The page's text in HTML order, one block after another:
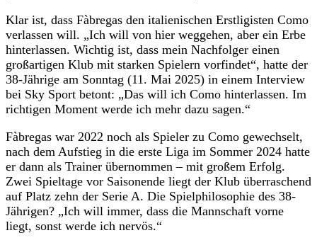
Klar ist, dass Fàbregas den italienischen Erstligisten Como
verlassen will. „Ich will von hier weggehen, aber ein Erbe
hinterlassen. Wichtig ist, dass mein Nachfolger einen
großartigen Klub mit starken Spielern vorfindet“, hatte der
38-Jährige am Sonntag (11. Mai 2025) in einem Interview
bei Sky Sport betont: „Das will ich Como hinterlassen. Im
richtigen Moment werde ich mehr dazu sagen.“
Fàbregas war 2022 noch als Spieler zu Como gewechselt,
nach dem Aufstieg in die erste Liga im Sommer 2024 hatte
er dann als Trainer übernommen – mit großem Erfolg.
Zwei Spieltage vor Saisonende liegt der Klub überraschend
auf Platz zehn der Serie A. Die Spielphilosophie des 38-
Jährigen? „Ich will immer, dass die Mannschaft vorne
liegt, sonst werde ich nervös.“